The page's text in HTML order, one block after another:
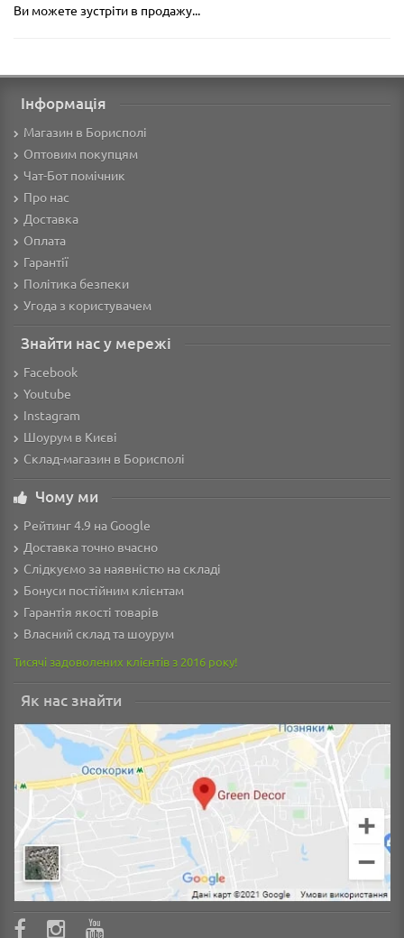
Ви можете зустріти в продажу...
Інформація
Магазин в Борисполі
Оптовим покупцям
Чат-Бот помічник
Про нас
Доставка
Оплата
Гарантії
Політика безпеки
Угода з користувачем
Знайти нас у мережі
Facebook
Youtube
Instagram
Шоурум в Києві
Склад-магазин в Борисполі
Чому ми
Рейтинг 4.9 на Google
Доставка точно вчасно
Слідкуємо за наявністю на складі
Бонуси постійним клієнтам
Гарантія якості товарів
Власний склад та шоурум
Тисячі задоволених клієнтів з 2016 року!
Як нас знайти